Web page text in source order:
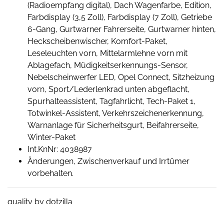
(Radioempfang digital), Dach Wagenfarbe, Edition,
Farbdisplay (3,5 Zoll), Farbdisplay (7 Zoll), Getriebe
6-Gang, Gurtwarner Fahrerseite, Gurtwarner hinten,
Heckscheibenwischer, Komfort-Paket,
Leseleuchten vorn, Mittelarmlehne vorn mit
Ablagefach, Müdigkeitserkennungs-Sensor,
Nebelscheinwerfer LED, Opel Connect, Sitzheizung
vorn, Sport/Lederlenkrad unten abgeflacht,
Spurhalteassistent, Tagfahrlicht, Tech-Paket 1,
Totwinkel-Assistent, Verkehrszeichenerkennung,
Warnanlage für Sicherheitsgurt, Beifahrerseite,
Winter-Paket
Int.KnNr: 4038987
Änderungen, Zwischenverkauf und Irrtümer
vorbehalten.
quality by dotzilla